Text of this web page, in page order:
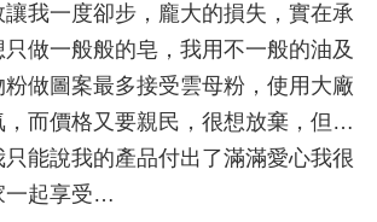
我一度卻步，龐大的損失，實在承
做一般般的皂，我用不一般的油及
做圖案最多接受雲母粉，使用大廠
，而價格又要親民，很想放棄，但…
能說我的產品付出了滿滿愛心我很
一起享受…